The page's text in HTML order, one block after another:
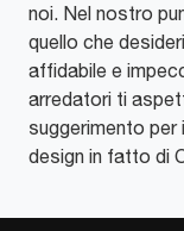
noi. Nel nostro
quello che
affidabile e
arredatori ti
suggerimento per
design in fatto di